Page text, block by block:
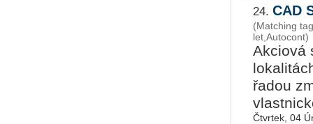
24. CAD
(Matching
let,Autocont)
Akciová
řadou
Čtvrtek, 04